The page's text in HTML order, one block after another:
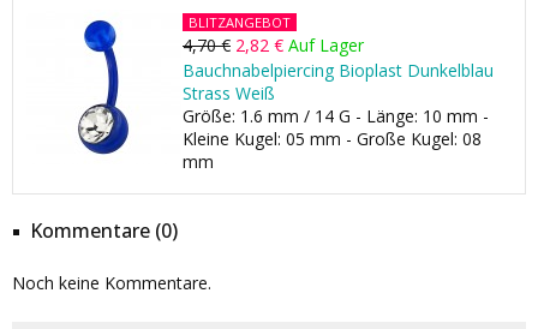
BLITZANGEBOT
4,70 € 2,82 € Auf Lager
Bauchnabelpiercing Bioplast Dunkelblau
Strass Weiß
Größe: 1.6 mm / 14 G - Länge: 10 mm -
Kleine Kugel: 05 mm - Große Kugel: 08
mm
Kommentare (0)
Noch keine Kommentare.